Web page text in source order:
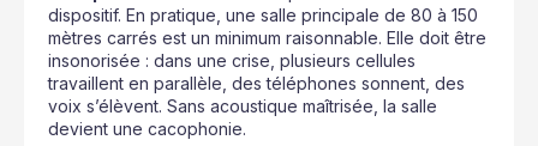
dispositif. En pratique, une salle principale de 80 à 150
mètres carrés est un minimum raisonnable. Elle doit être
insonorisée : dans une crise, plusieurs cellules
travaillent en parallèle, des téléphones sonnent, des
voix s’élèvent. Sans acoustique maîtrisée, la salle
devient une cacophonie.